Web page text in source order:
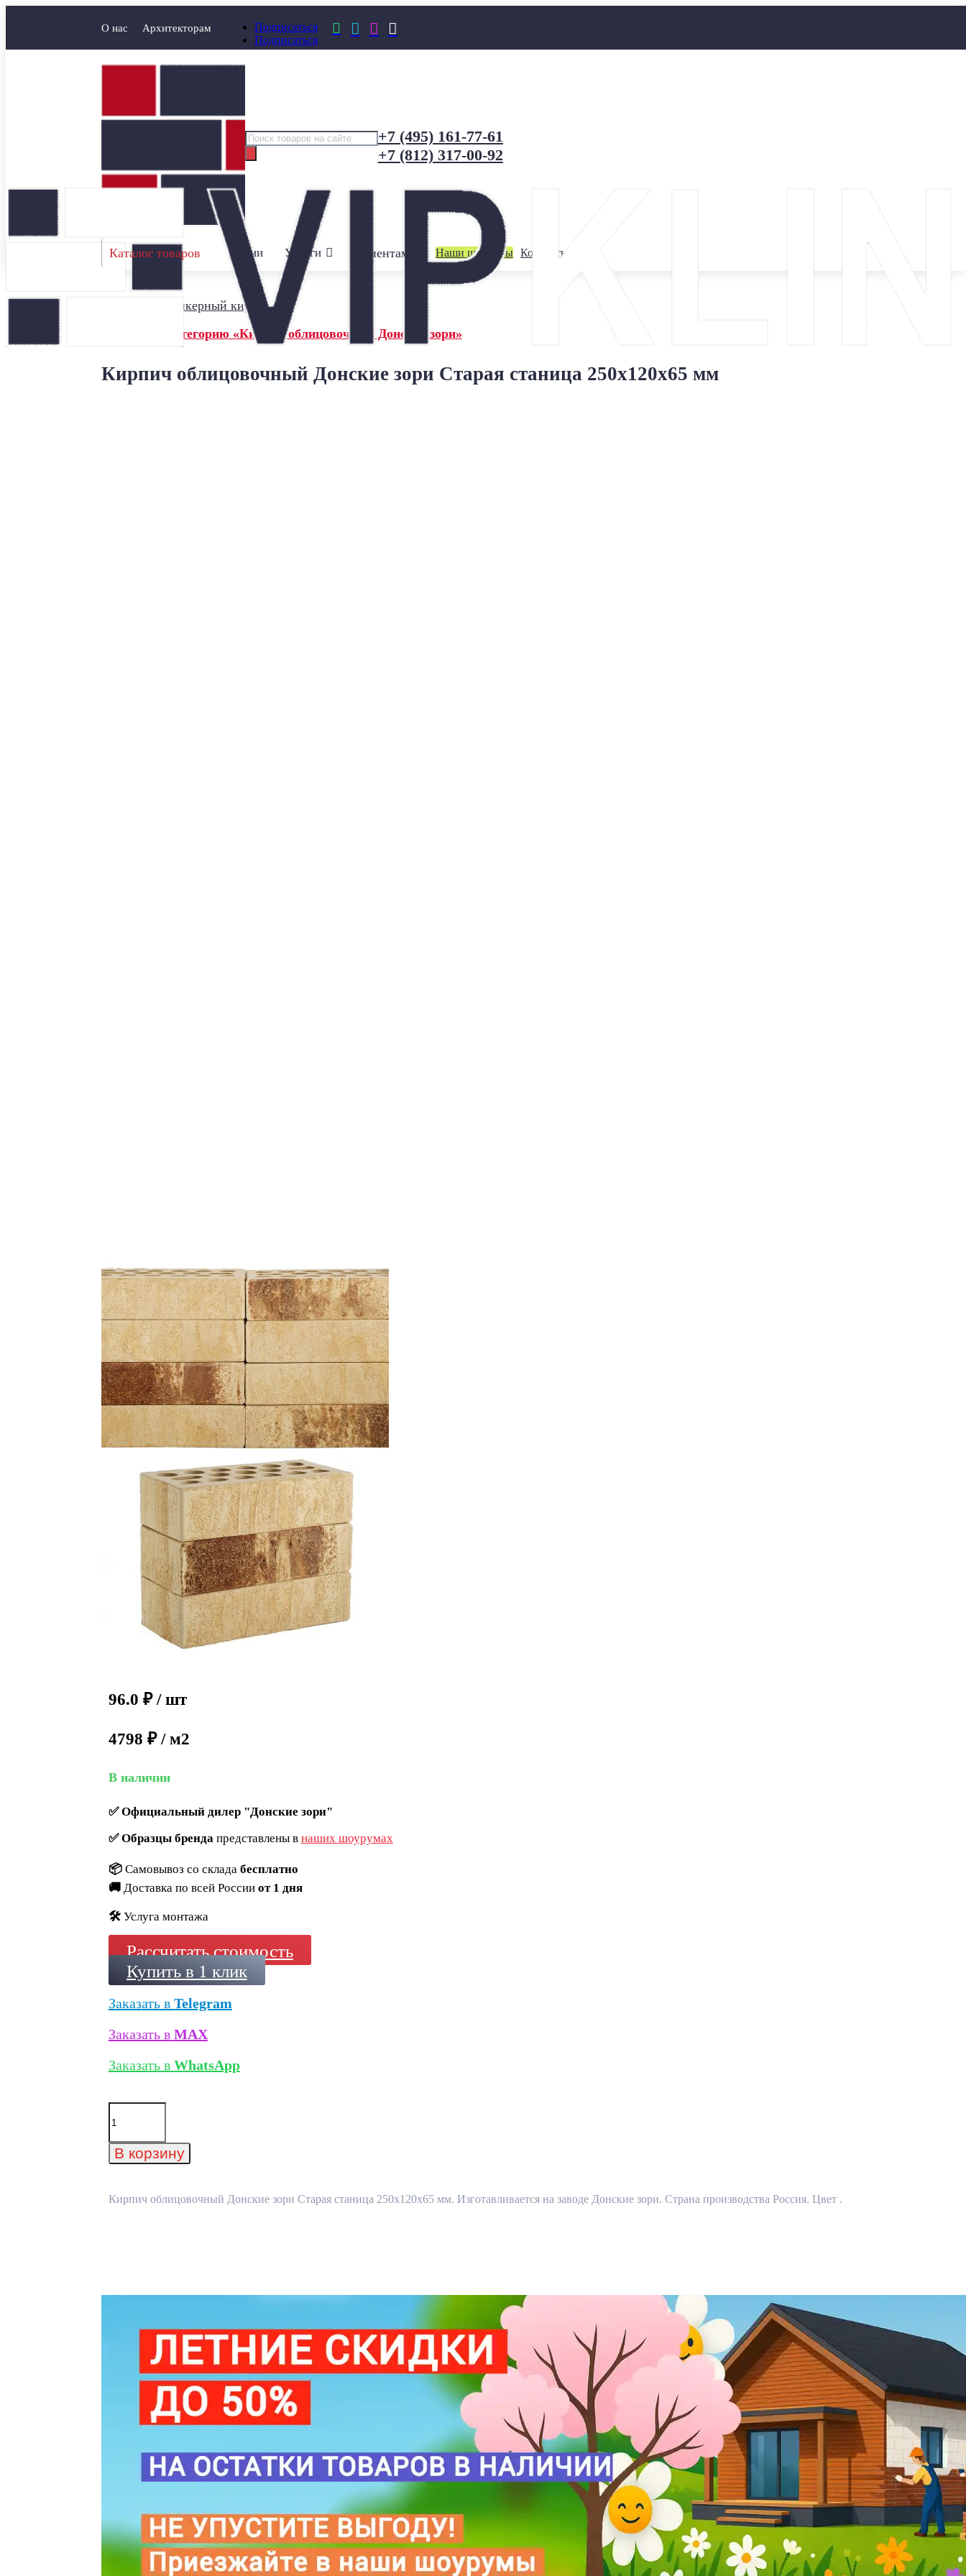
О нас Архитекторам
Подписаться
Подписаться
   
Поиск
товаров
+7 (495) 161-77-61
+7 (812) 317-00-92
Каталог товаров Акции Услуги Клиентам Наши шоурумы Контакты
Клинкерный кирпич/
← Назад в категорию «Кирпич облицовочный Донские зори»
Кирпич облицовочный Донские зори Старая станица 250x120x65 мм
96.0 ₽ / шт
4798 ₽ / м2
В наличии
✅Официальный дилер "Донские зори"
✅Образцы брендапредставлены в наших шоурумах
📦 Самовывоз со склада бесплатно
🚚 Доставка по всей России от 1 дня
🛠️ Услуга монтажа
Рассчитать стоимость
Купить в 1 клик
Заказать в Telegram
Заказать в MAX
Заказать в WhatsApp
Количество
товара
облицовочный
Донские
станица
В корзину
Кирпич облицовочный Донские зори Старая станица 250x120x65 мм. Изготавливается на заводе Донские зори. Страна производства Россия. Цвет .